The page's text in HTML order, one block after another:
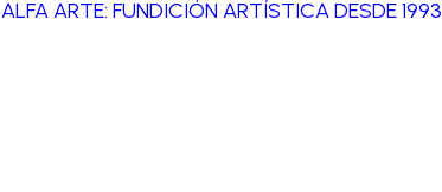
ALFA ARTE: FUNDICIÓN ARTÍSTICA DESDE 1993